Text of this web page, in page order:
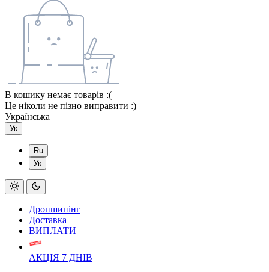
В кошику немає товарів :(
Це ніколи не пізно виправити :)
Українська
Ук
Ru
Ук
Дропшипінг
Доставка
ВИПЛАТИ
АКЦІЯ 7 ДНІВ